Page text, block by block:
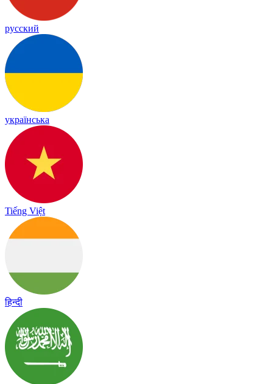
русский
українська
Tiếng Việt
हिन्दी